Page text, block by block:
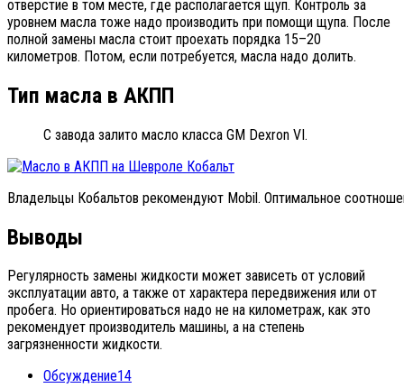
отверстие в том месте, где располагается щуп. Контроль за
уровнем масла тоже надо производить при помощи щупа. После
полной замены масла стоит проехать порядка 15–20
километров. Потом, если потребуется, масла надо долить.
Тип масла в АКПП
С завода залито масло класса GM Dexron VI.
Владельцы Кобальтов рекомендуют Mobil. Оптимальное
Выводы
Регулярность замены жидкости может зависеть от условий
эксплуатации авто, а также от характера передвижения или от
пробега. Но ориентироваться надо не на километраж, как это
рекомендует производитель машины, а на степень
загрязненности жидкости.
Обсуждение14